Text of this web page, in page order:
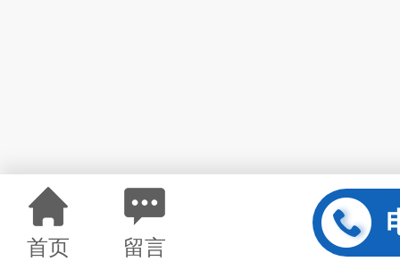
首页 留言